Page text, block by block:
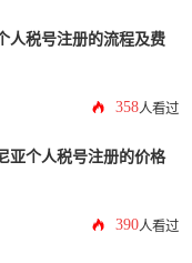
人税号注册的流程及费
358人看过
亚个人税号注册的价格
390人看过